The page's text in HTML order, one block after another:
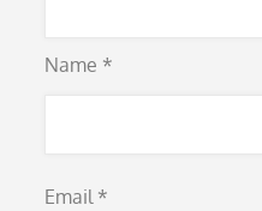
Name *
Email *